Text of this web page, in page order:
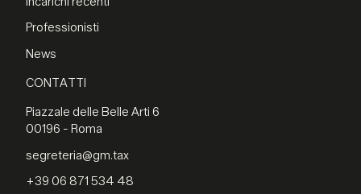
Professionisti
News
CONTATTI
Piazzale delle Belle Arti 6
00196 - Roma
segreteria@gm.tax
+39 06 871 534 48